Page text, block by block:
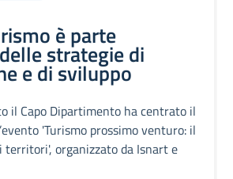
è parte
strategie di
e di sviluppo
il Capo Dipartimento ha centrato il
'Turismo prossimo venturo: il
organizzato da Isnart e